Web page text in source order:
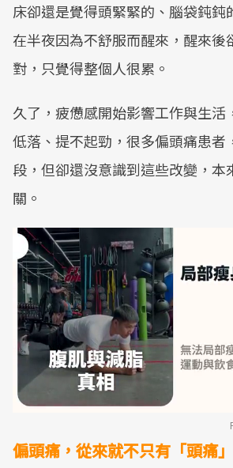
床卻還是覺得頭緊緊的、腦袋鈍鈍
在半夜因為不舒服而醒來，醒來後
對，只覺得整個人很累。
久了，疲憊感開始影響工作與生活
低落、提不起勁，很多偏頭痛患者
段，但卻還沒意識到這些改變，本
關。
偏頭痛，從來就不只有「頭痛」